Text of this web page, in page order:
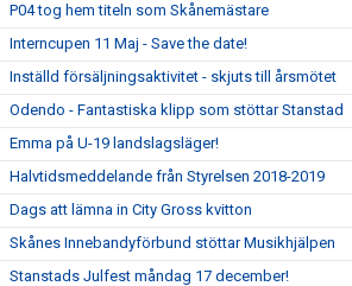
P04 tog hem titeln som Skånemästare
Interncupen 11 Maj - Save the date!
Inställd försäljningsaktivitet - skjuts till årsmötet
Odendo - Fantastiska klipp som stöttar Stanstad
Emma på U-19 landslagsläger!
Halvtidsmeddelande från Styrelsen 2018-2019
Dags att lämna in City Gross kvitton
Skånes Innebandyförbund stöttar Musikhjälpen
Stanstads Julfest måndag 17 december!